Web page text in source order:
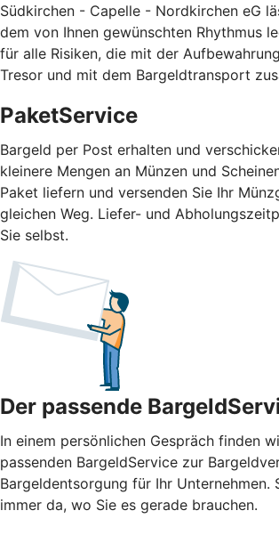
Südkirchen - Capelle - Nordkirchen eG
dem von Ihnen gewünschten Rhythmus
für alle Risiken, die mit der
Tresor und mit dem Bargeldtransport
PaketService
Bargeld per Post erhalten und
kleinere Mengen an Münzen und
Paket liefern und versenden Sie Ihr
gleichen Weg. Liefer- und
Sie selbst.
Der passende
In einem persönlichen Gespräch finden
passenden BargeldService zur
Bargeldentsorgung für Ihr Unternehmen.
immer da, wo Sie es gerade brauchen.